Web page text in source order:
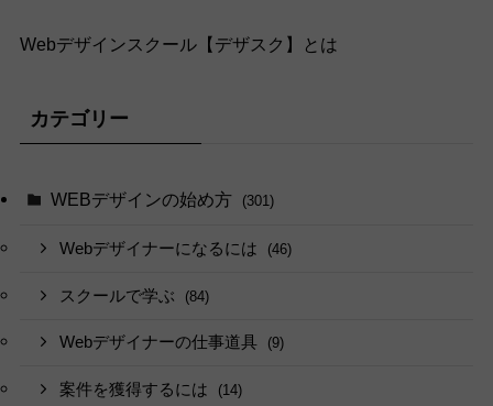
Webデザインスクール【デザスク】とは
カテゴリー
WEBデザインの始め方 (301)
Webデザイナーになるには (46)
スクールで学ぶ (84)
Webデザイナーの仕事道具 (9)
案件を獲得するには (14)